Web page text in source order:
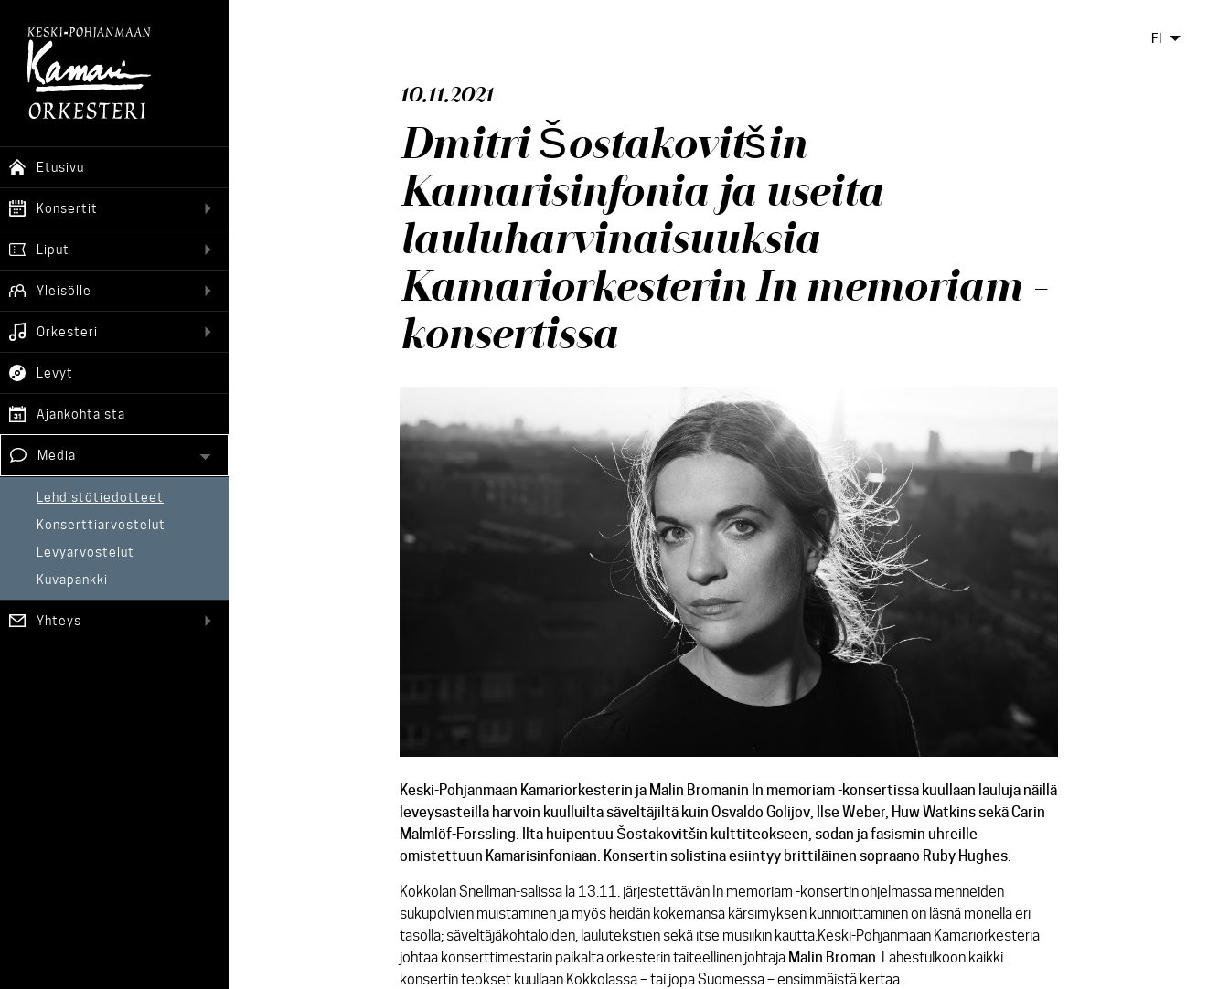
Etusivu
Konsertit
Liput
Yleisölle
Orkesteri
Levyt
Ajankohtaista
Media
Lehdistötiedotteet
Konserttiarvostelut
Levyarvostelut
Kuvapankki
Yhteys
FI
10.11.2021
Dmitri Šostakovitšin
Kamarisinfonia ja useita
lauluharvinaisuuksia
Kamariorkesterin In memoriam -
konsertissa
Keski-Pohjanmaan Kamariorkesterin ja Malin Bromanin In memoriam -konsertissa kuullaan lauluja näillä
leveysasteilla harvoin kuulluilta säveltäjiltä kuin Osvaldo Golijov, Ilse Weber, Huw Watkins sekä Carin
Malmlöf-Forssling. Ilta huipentuu Šostakovitšin kulttiteokseen, sodan ja fasismin uhreille
omistettuun Kamarisinfoniaan. Konsertin solistina esiintyy brittiläinen sopraano Ruby Hughes.
Kokkolan Snellman-salissa la 13.11. järjestettävän In memoriam -konsertin ohjelmassa menneiden
sukupolvien muistaminen ja myös heidän kokemansa kärsimyksen kunnioittaminen on läsnä monella eri
tasolla; säveltäjäkohtaloiden, laulutekstien sekä itse musiikin kautta.Keski-Pohjanmaan Kamariorkesteria
johtaa konserttimestarin paikalta orkesterin taiteellinen johtaja Malin Broman. Lähestulkoon kaikki
konsertin teokset kuullaan Kokkolassa – tai jopa Suomessa – ensimmäistä kertaa.